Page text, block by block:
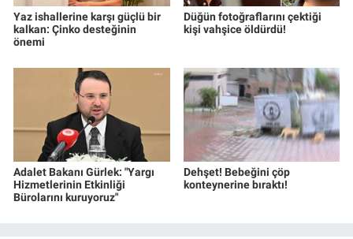
Yaz ishallerine karşı güçlü bir
kalkan: Çinko desteğinin
önemi
Düğün fotoğraflarını çektiği
kişi vahşice öldürdü!
Adalet Bakanı Gürlek: "Yargı
Hizmetlerinin Etkinliği
Bürolarını kuruyoruz"
Dehşet! Bebeğini çöp
konteynerine bıraktı!